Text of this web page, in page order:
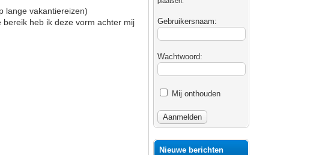
lange vakantiereizen)
heb ik deze vorm achter mij
Gebruikersnaam:
Wachtwoord:
Mij onthouden
Nieuwe berichten